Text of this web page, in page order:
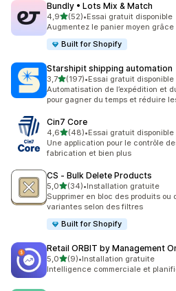
Bundly • Lots Mix & Match
4,9étoile(s) sur 5
(52)
52 avis au total
•Essai gratuit disponible
Augmentez le panier moyen
Built for Shopify
Starshipit shipping automation
3,7étoile(s) sur 5
(197)
197 avis au total
•Essai gratuit disponible
Automatisation de l’expédition et
pour gagner du temps et réduire
Cin7 Core
4,6étoile(s) sur 5
(48)
48 avis au total
•Essai gratuit disponible
Une application pour le contrôle
fabrication et bien plus
CS ‑ Bulk Delete Products
5,0étoile(s) sur 5
(34)
34 avis au total
•Installation gratuite
Supprimer en bloc des produits ou
variantes selon des filtres
Built for Shopify
Retail ORBIT by Management
5,0étoile(s) sur 5
(9)
9 avis au total
•Installation gratuite
Intelligence commerciale et